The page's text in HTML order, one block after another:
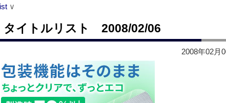
∨
タイトルリスト 2008/02/06
2008年02月